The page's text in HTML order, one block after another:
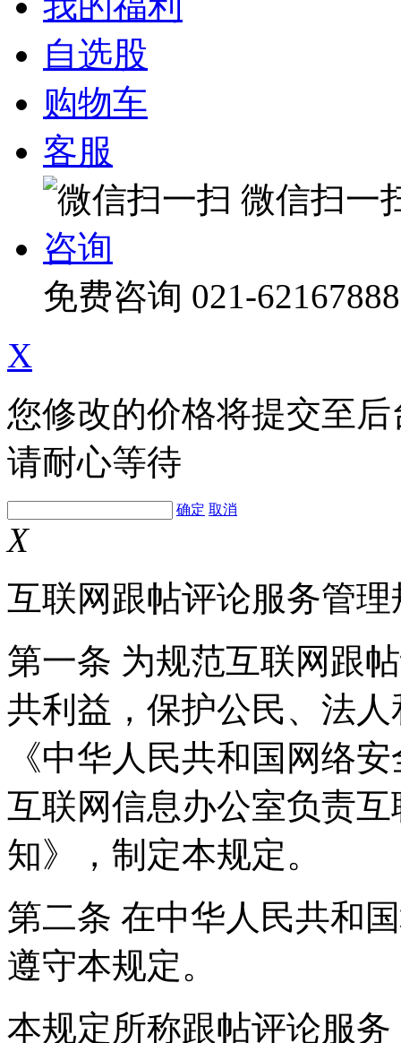
自选股
购物车
客服
微信扫一
咨询
免费咨询 021-62167888
X
您修改的价格将提交至
请耐心等待
确定 取消
X
互联网跟帖评论服务管理
第一条 为规范互联网跟
共利益，保护公民、法
《中华人民共和国网络
互联网信息办公室负责
知》，制定本规定。
第二条 在中华人民共和
遵守本规定。
本规定所称跟帖评论服